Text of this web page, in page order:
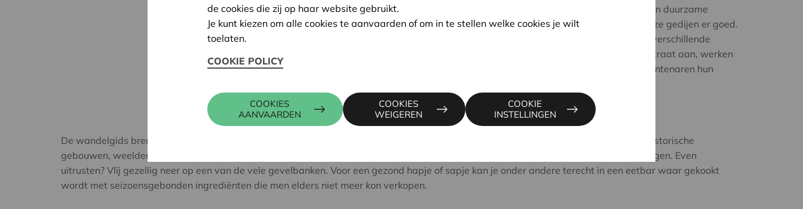
In Gent schieten grensverleggende initiatieven voor een duurzame
stadsontwikkeling als paddenstoelen uit de grond, en ze gedijen er goed.
Sam Lathouwers van GoodPlanet: “Gent is pionier op verschillende
domeinen. Zo legde de stad de eerste Belgische fietsstraat aan, werken
ze al jaren met een warmtenet en delen honderden Gentenaren hun
De wandelgids brengt je van de ene ontdekking naar de andere, met aandacht voor verleden, heden en toekomst. Je wandelt langs historische
gebouwen, weelderige parken en verborgen plekjes. Onderweg ga je op je eigen tempo op zoek naar antwoorden op de wedstrijdvragen. Even
uitrusten? Vlij gezellig neer op een van de vele gevelbanken. Voor een gezond hapje of sapje kan je onder andere terecht in een eetbar waar gekookt
wordt met seizoensgebonden ingrediënten die men elders niet meer kon verkopen.
de cookies die zij op haar website gebruikt.
Je kunt kiezen om alle cookies te aanvaarden of om in te stellen welke cookies je wilt
toelaten.
COOKIE POLICY
COOKIES
AANVAARDEN
COOKIES
WEIGEREN
COOKIE
INSTELLINGEN